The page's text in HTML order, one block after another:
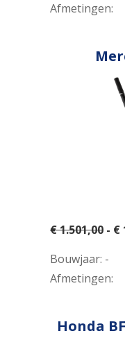
Afmetingen:
€ 1.501,00 - €
Bouwjaar: -
Afmetingen: